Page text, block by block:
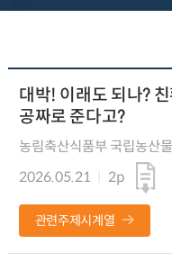
대박! 이래도 되나?
공짜로 준다고?
농림축산식품부 국립농산
2026.05.21
2p
관련주제시계열